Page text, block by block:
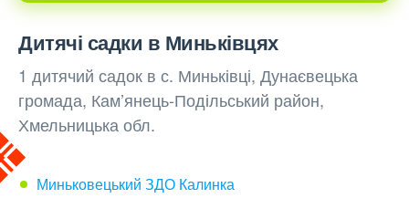
Дитячі садки в Миньківцях
1 дитячий садок в с. Миньківці, Дунаєвецька
громада, Кам’янець-Подільський район,
Хмельницька обл.
Миньковецький ЗДО Калинка